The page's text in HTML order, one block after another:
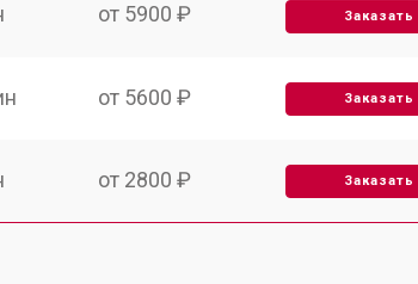
от 5900 ₽ Заказать
от 5600 ₽ Заказать
от 2800 ₽ Заказать